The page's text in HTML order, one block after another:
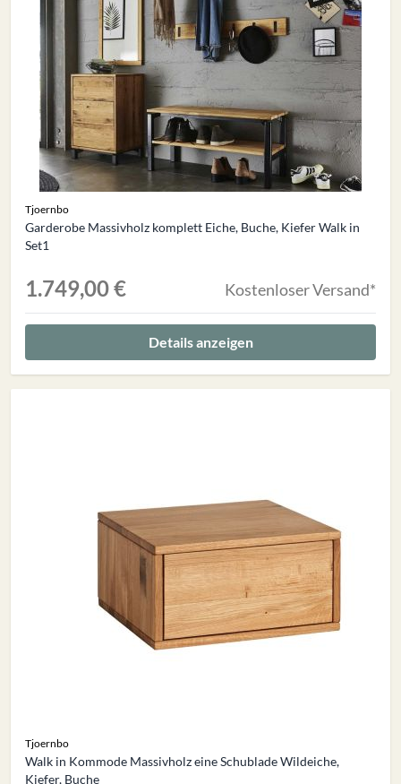
Tjoernbo
Garderobe Massivholz komplett Eiche, Buche, Kiefer Walk in
Set1
1.749,00 € Kostenloser Versand*
Details anzeigen
Tjoernbo
Walk in Kommode Massivholz eine Schublade Wildeiche,
Kiefer, Buche